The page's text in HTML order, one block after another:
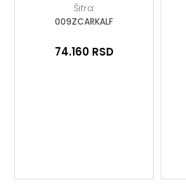
Šifra:
009ZCARKALF
74.160 RSD